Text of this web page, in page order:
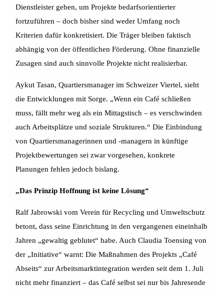
Dienstleister geben, um Projekte bedarfsorientierter
fortzuführen – doch bisher sind weder Umfang noch
Kriterien dafür konkretisiert. Die Träger bleiben faktisch
abhängig von der öffentlichen Förderung. Ohne finanzielle
Zusagen sind auch sinnvolle Projekte nicht realisierbar.
Aykut Tasan, Quartiersmanager im Schweizer Viertel, sieht
die Entwicklungen mit Sorge. „Wenn ein Café schließen
muss, fällt mehr weg als ein Mittagstisch – es verschwinden
auch Arbeitsplätze und soziale Strukturen.“ Die Einbindung
von Quartiersmanagerinnen und -managern in künftige
Projektbewertungen sei zwar vorgesehen, konkrete
Planungen fehlen jedoch bislang.
„Das Prinzip Hoffnung ist keine Lösung“
Ralf Jabrowski vom Verein für Recycling und Umweltschutz
betont, dass seine Einrichtung in den vergangenen eineinhalb
Jahren „gewaltig geblutet“ habe. Auch Claudia Toensing von
der „Initiative“ warnt: Die Maßnahmen des Projekts „Café
Abseits“ zur Arbeitsmarktintegration werden seit dem 1. Juli
nicht mehr finanziert – das Café selbst sei nur bis Jahresende